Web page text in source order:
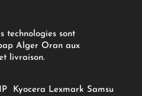
technologies sont
Alger Oran aux
livraison.
Kyocera Lexmark Samsu